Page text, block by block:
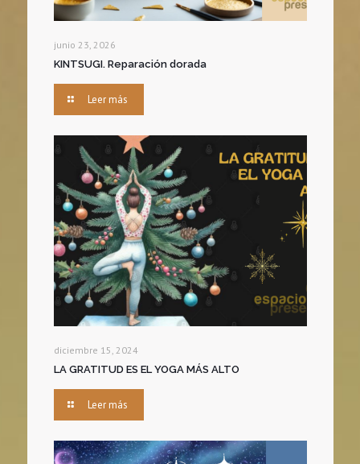
junio 23, 2026
KINTSUGI. Reparación dorada
Leer más
diciembre 15, 2024
LA GRATITUD ES EL YOGA MÁS ALTO
Leer más